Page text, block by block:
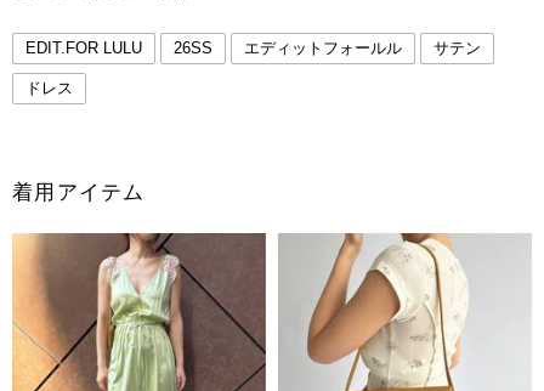
EDIT.FOR LULU 26SS エディットフォールル サテン
ドレス
着用アイテム